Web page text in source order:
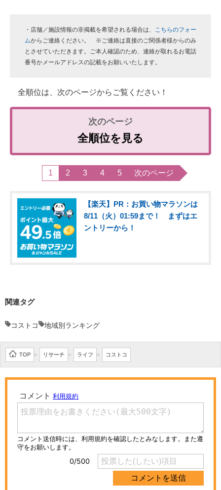
・店舗／施設情報の非掲載を希望される場合は、 こちらのフォー
ムからご連絡ください。 ※ご連絡は直接のご関係者様からのみ
とさせていただきます。ご本人確認のため、連絡が取れるお電話
番号かメールアドレスの記載をお願いいたします。
全順位は、次のページからご覧ください！
全順位を見る
1 2 3 4 5 次のページ
【楽天】PR：お買い物マラソンは
8/11（火）01:59まで！ まずはエ
ントリーから！
関連タグ
コストコ 地域別ランキング
TOP > リサーチ > ライフ > コストコ